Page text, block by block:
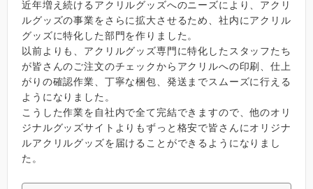
近年増え続けるアクリルグッズへのニーズにより、アクリ
ルグッズの事業をさらに拡大させるため、社内にアクリル
グッズに特化した部門を作りました。
以前よりも、アクリルグッズ専門に特化したスタッフたち
が皆さんのご注文のチェックからアクリルへの印刷、仕上
がりの確認作業、丁寧な梱包、発送までスムーズに行える
ようになりました。
こうした作業を自社内で全て完結できますので、他のオリ
ジナルグッズサイトよりもずっと格安で皆さんにオリジナ
ルアクリルグッズを届けることができるようになりまし
た。